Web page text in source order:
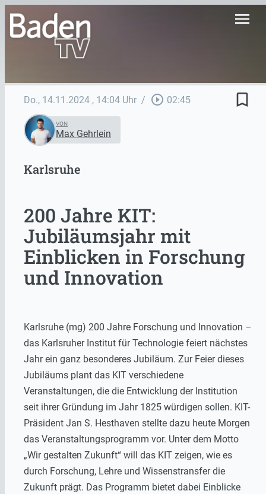
menu
Do., 14.11.2024 , 14:04 Uhr / play_circle_outline 02:45 bookmark_border
VON
Max Gehrlein
Karlsruhe
200 Jahre KIT:
Jubiläumsjahr mit
Einblicken in Forschung
und Innovation
Karlsruhe (mg) 200 Jahre Forschung und Innovation –
das Karlsruher Institut für Technologie feiert nächstes
Jahr ein ganz besonderes Jubiläum. Zur Feier dieses
Jubiläums plant das KIT verschiedene
Veranstaltungen, die die Entwicklung der Institution
seit ihrer Gründung im Jahr 1825 würdigen sollen. KIT-
Präsident Jan S. Hesthaven stellte dazu heute Morgen
das Veranstaltungsprogramm vor. Unter dem Motto
„Wir gestalten Zukunft“ will das KIT zeigen, wie es
durch Forschung, Lehre und Wissenstransfer die
Zukunft prägt. Das Programm bietet dabei Einblicke